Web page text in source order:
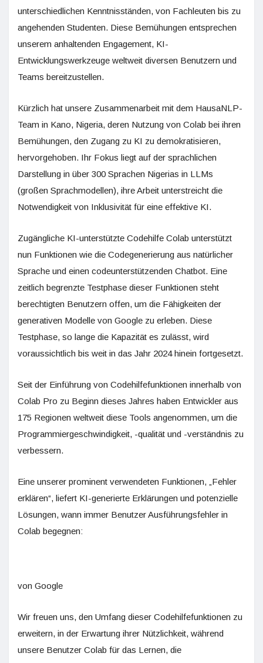
unterschiedlichen Kenntnisständen, von Fachleuten bis zu
angehenden Studenten. Diese Bemühungen entsprechen
unserem anhaltenden Engagement, KI-
Entwicklungswerkzeuge weltweit diversen Benutzern und
Teams bereitzustellen.
Kürzlich hat unsere Zusammenarbeit mit dem HausaNLP-
Team in Kano, Nigeria, deren Nutzung von Colab bei ihren
Bemühungen, den Zugang zu KI zu demokratisieren,
hervorgehoben. Ihr Fokus liegt auf der sprachlichen
Darstellung in über 300 Sprachen Nigerias in LLMs
(großen Sprachmodellen), ihre Arbeit unterstreicht die
Notwendigkeit von Inklusivität für eine effektive KI.
Zugängliche KI-unterstützte Codehilfe Colab unterstützt
nun Funktionen wie die Codegenerierung aus natürlicher
Sprache und einen codeunterstützenden Chatbot. Eine
zeitlich begrenzte Testphase dieser Funktionen steht
berechtigten Benutzern offen, um die Fähigkeiten der
generativen Modelle von Google zu erleben. Diese
Testphase, so lange die Kapazität es zulässt, wird
voraussichtlich bis weit in das Jahr 2024 hinein fortgesetzt.
Seit der Einführung von Codehilfefunktionen innerhalb von
Colab Pro zu Beginn dieses Jahres haben Entwickler aus
175 Regionen weltweit diese Tools angenommen, um die
Programmiergeschwindigkeit, -qualität und -verständnis zu
verbessern.
Eine unserer prominent verwendeten Funktionen, „Fehler
erklären“, liefert KI-generierte Erklärungen und potenzielle
Lösungen, wann immer Benutzer Ausführungsfehler in
Colab begegnen:
von Google
Wir freuen uns, den Umfang dieser Codehilfefunktionen zu
erweitern, in der Erwartung ihrer Nützlichkeit, während
unsere Benutzer Colab für das Lernen, die